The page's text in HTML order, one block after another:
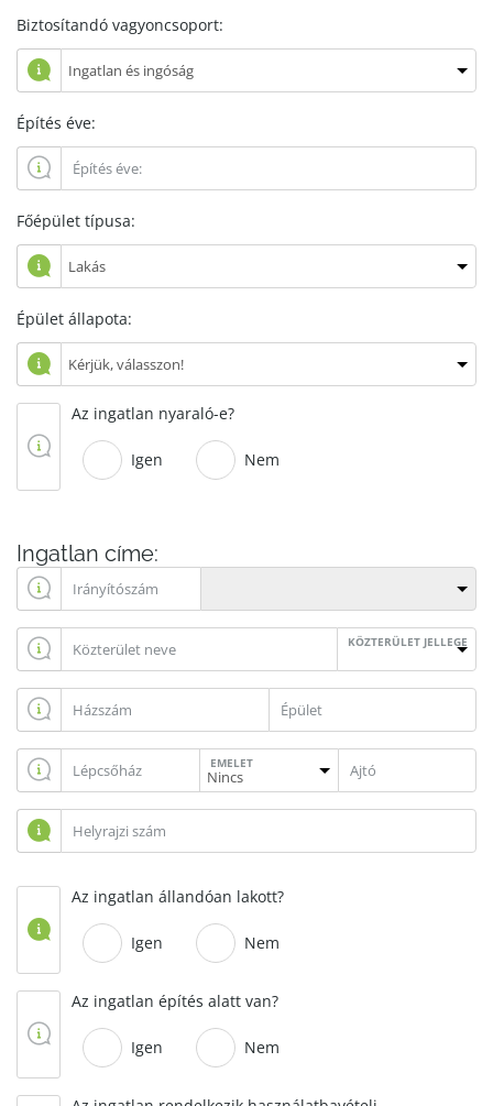
Biztosítandó vagyoncsoport:
Építés éve:
Főépület típusa:
Épület állapota:
Az ingatlan nyaraló-e?
Igen Nem
Ingatlan címe:
KÖZTERÜLET JELLEGE
EMELET
Az ingatlan állandóan lakott?
Igen Nem
Az ingatlan építés alatt van?
Igen Nem